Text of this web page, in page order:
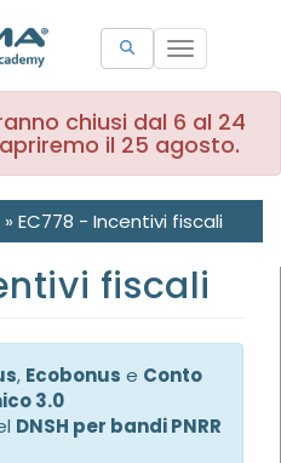
Toggle
navigation
chiusi dal 6 al 24
il 25 agosto.
» EC778 - Incentivi fiscali
fiscali
, Ecobonus e Conto
3.0
DNSH per bandi PNRR